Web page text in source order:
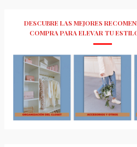
DESCUBRE LAS MEJORES
COMPRA PARA ELEVAR TU